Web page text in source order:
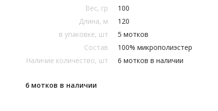
Вес, гр
100
Длина, м
120
в упаковке, шт
5 мотков
Состав
100% микрополиэстер
Наличие количество, шт
6 мотков в наличии
6 мотков в наличии